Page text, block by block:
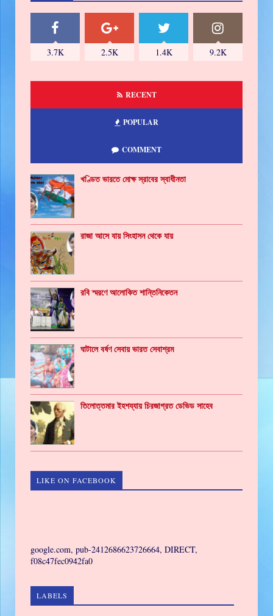
3.7K 2.5K 1.4K 9.2K
RECENT
POPULAR
COMMENT
খণ্ডিত ভারতে মোক্ষ স্রাবের স্বাধীনতা
রাজা আসে যায় সিংহাসন থেকে যায়
রবি স্মরণে আলোকিত শান্তিনিকেতন
ঘাটালে বর্ষণ সেবায় ভারত সেবাশ্রম
তিলোত্তমার ইহশয্যায় চিরজাগ্রত ডেভিড সাহেব
LIKE ON FACEBOOK
google.com, pub-2412686623726664, DIRECT,
f08c47fec0942fa0
LABELS